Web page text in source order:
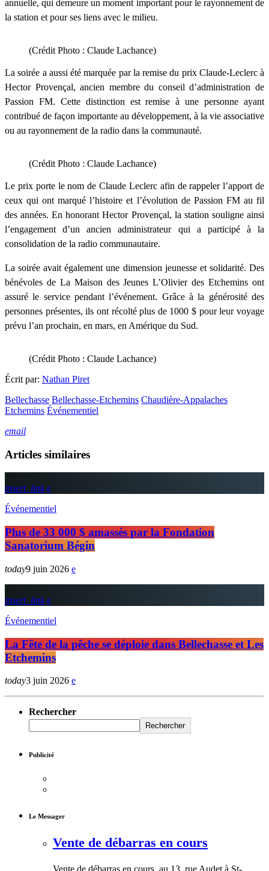
annuelle, qui demeure un moment important pour le rayonnement de
la station et pour ses liens avec le milieu.
(Crédit Photo : Claude Lachance)
La soirée a aussi été marquée par la remise du prix Claude-Leclerc à
Hector Provençal, ancien membre du conseil d’administration de
Passion FM. Cette distinction est remise à une personne ayant
contribué de façon importante au développement, à la vie associative
ou au rayonnement de la radio dans la communauté.
(Crédit Photo : Claude Lachance)
Le prix porte le nom de Claude Leclerc afin de rappeler l’apport de
ceux qui ont marqué l’histoire et l’évolution de Passion FM au fil
des années. En honorant Hector Provençal, la station souligne ainsi
l’engagement d’un ancien administrateur qui a participé à la
consolidation de la radio communautaire.
La soirée avait également une dimension jeunesse et solidarité. Des
bénévoles de La Maison des Jeunes L’Olivier des Etchemins ont
assuré le service pendant l’événement. Grâce à la générosité des
personnes présentes, ils ont récolté plus de 1000 $ pour leur voyage
prévu l’an prochain, en mars, en Amérique du Sud.
(Crédit Photo : Claude Lachance)
Écrit par: Nathan Piret
Bellechasse Bellechasse-Etchemins Chaudière-Appalaches
Etchemins Événementiel
email
Articles similaires
insert_link
Événementiel
Plus de 33 000 $ amassés par la Fondation
Sanatorium Bégin
today9 juin 2026
insert_link
Événementiel
La Fête de la pêche se déploie dans Bellechasse et Les
Etchemins
today3 juin 2026
Rechercher
Rechercher
Publicité
Le Messager
Vente de débarras en cours